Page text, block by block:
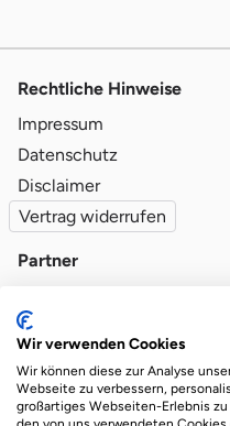
Rechtliche Hinweise
Impressum
Datenschutz
Disclaimer
Vertrag widerrufen
Partner
Qualitätsvoraussetzungen
Partner-Login
Wir verwenden Cookies
Wir können diese zur Analyse
Webseite zu verbessern,
großartiges Webseiten-Erlebnis